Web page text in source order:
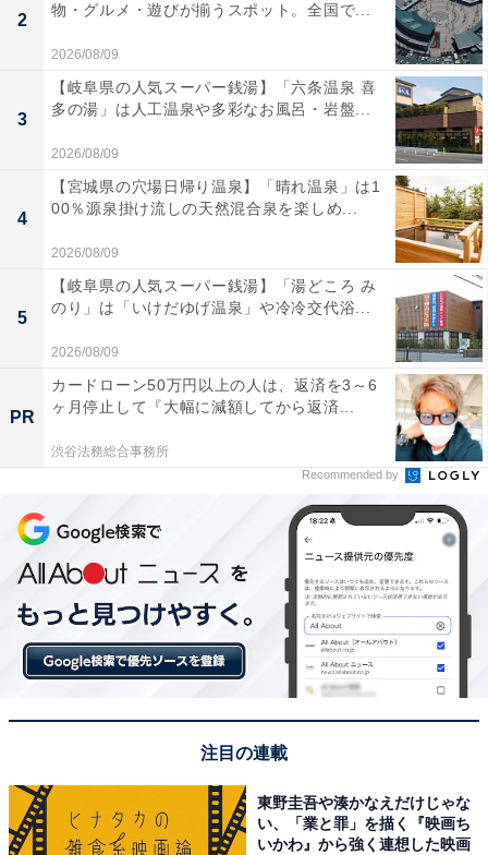
2
物・グルメ・遊びが揃うスポット。全国で...
2026/08/09
3
【岐阜県の人気スーパー銭湯】「六条温泉 喜
多の湯」は人工温泉や多彩なお風呂・岩盤...
2026/08/09
4
【宮城県の穴場日帰り温泉】「晴れ温泉」は1
00％源泉掛け流しの天然混合泉を楽しめ...
2026/08/09
5
【岐阜県の人気スーパー銭湯】「湯どころ み
のり」は「いけだゆげ温泉」や冷冷交代浴...
2026/08/09
PR
カードローン50万円以上の人は、返済を3～6
ヶ月停止して『大幅に減額してから返済...
渋谷法務総合事務所
Recommended by
注目の連載
東野圭吾や湊かなえだけじゃな
い、「業と罪」を描く『映画ち
いかわ』から強く連想した映画